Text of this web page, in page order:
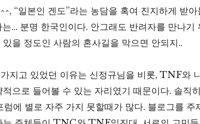
“일본인 겐도”라는 농담을 혹여 진지하게 받아
… 분명 한국인이다. 안그래도 반려자를 만나기
을 정도인 사람의 혼사길을 막으면 안되지..
지고 있었던 이유는 신정규님을 비롯, TNF와
으로 들어볼 수 있는 자리였기 때문이다. 솔직히
에 별로 자주 가지 못할때가 많다. 블로그를 주